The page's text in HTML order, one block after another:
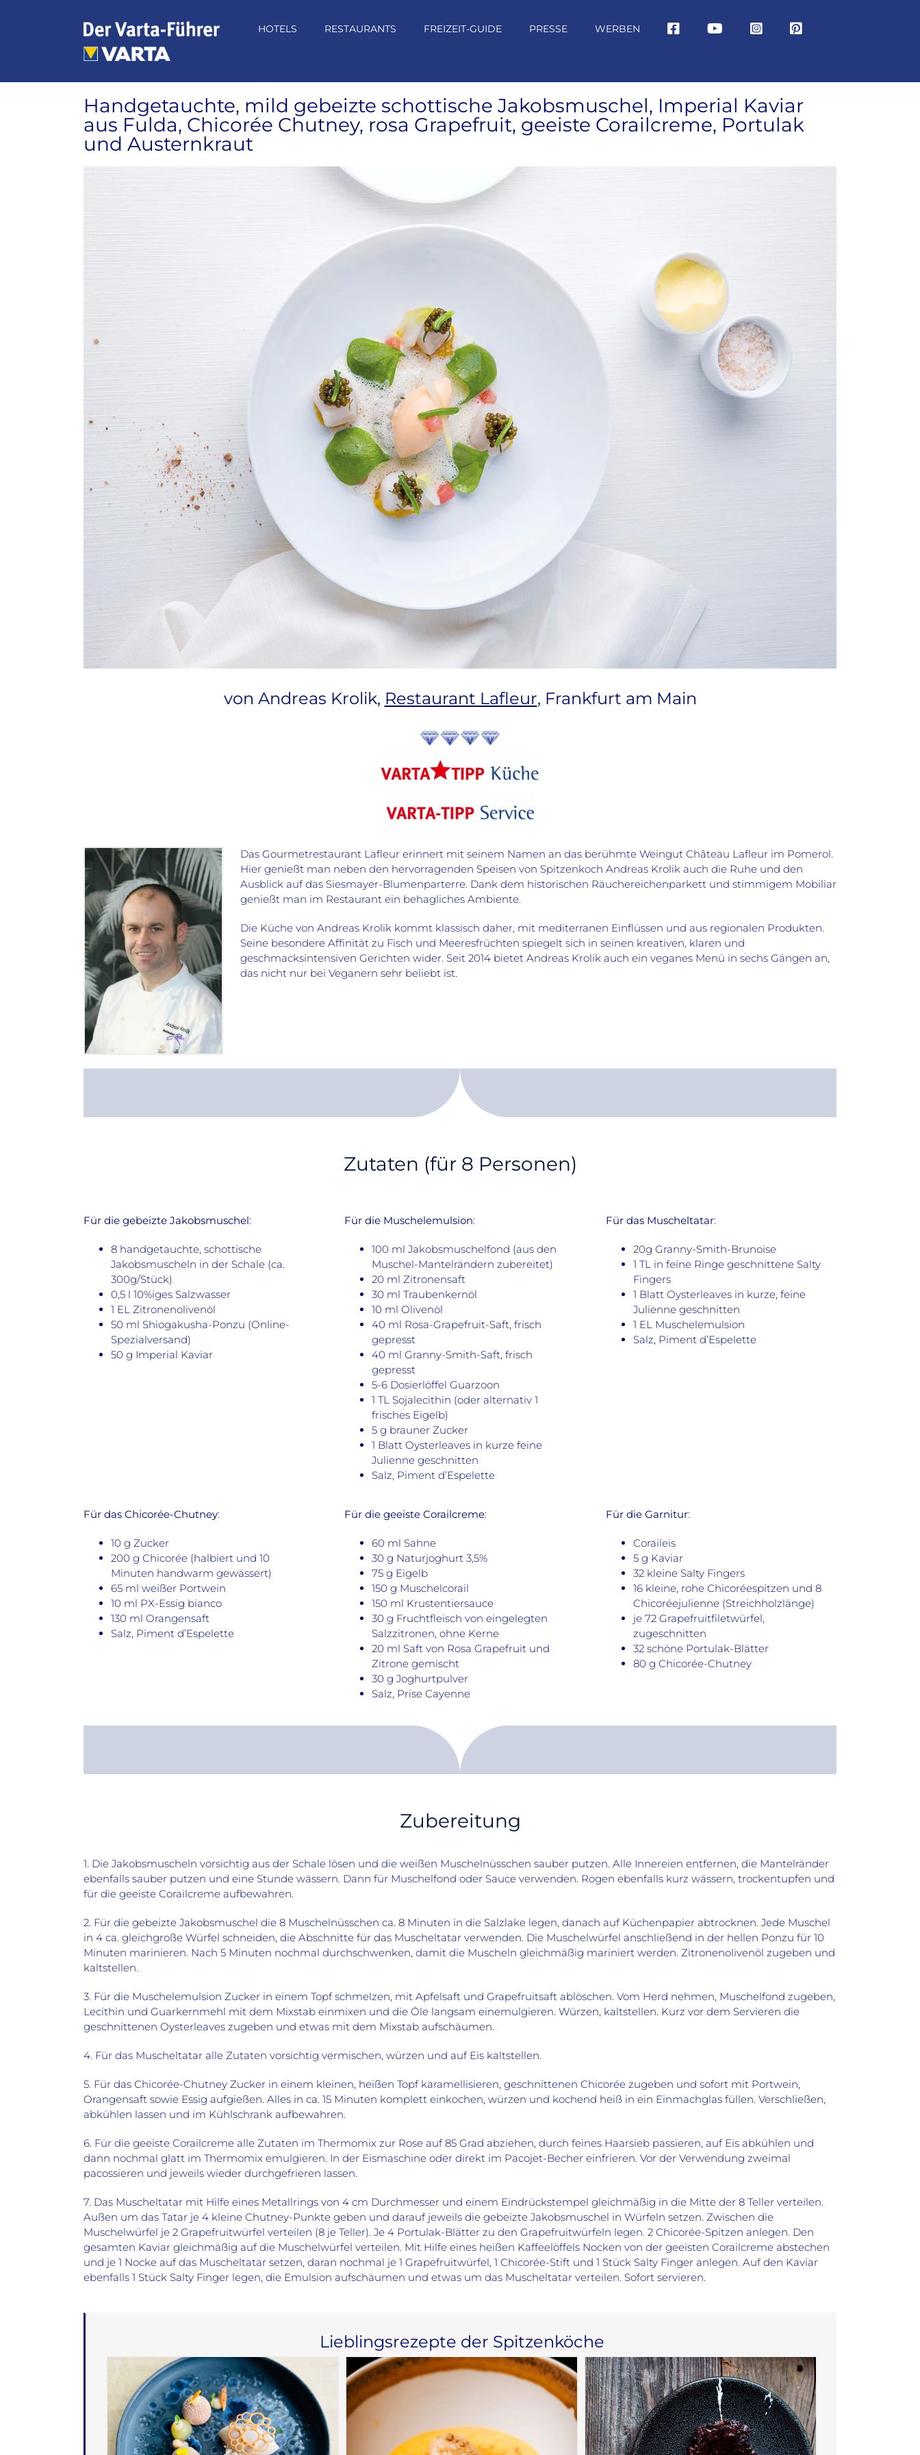
HOTELS RESTAURANTS FREIZEIT-GUIDE PRESSE WERBEN
Handgetauchte, mild gebeizte schottische Jakobsmuschel, Imperial Kaviar
aus Fulda, Chicorée Chutney, rosa Grapefruit, geeiste Corailcreme, Portulak
und Austernkraut
von Andreas Krolik, Restaurant Lafleur, Frankfurt am Main
Das Gourmetrestaurant Lafleur erinnert mit seinem Namen an das berühmte Weingut Château Lafleur im Pomerol.
Hier genießt man neben den hervorragenden Speisen von Spitzenkoch Andreas Krolik auch die Ruhe und den
Ausblick auf das Siesmayer-Blumenparterre. Dank dem historischen Räuchereichenparkett und stimmigem Mobiliar
genießt man im Restaurant ein behagliches Ambiente.
Die Küche von Andreas Krolik kommt klassisch daher, mit mediterranen Einflüssen und aus regionalen Produkten.
Seine besondere Affinität zu Fisch und Meeresfrüchten spiegelt sich in seinen kreativen, klaren und
geschmacksintensiven Gerichten wider. Seit 2014 bietet Andreas Krolik auch ein veganes Menü in sechs Gängen an,
das nicht nur bei Veganern sehr beliebt ist.
Zutaten (für 8 Personen)
Für die gebeizte Jakobsmuschel:
8 handgetauchte, schottische
Jakobsmuscheln in der Schale (ca.
300g/Stück)
0,5 l 10%iges Salzwasser
1 EL Zitronenolivenöl
50 ml Shiogakusha-Ponzu (Online-
Spezialversand)
50 g Imperial Kaviar
Für die Muschelemulsion:
100 ml Jakobsmuschelfond (aus den
Muschel-Mantelrändern zubereitet)
20 ml Zitronensaft
30 ml Traubenkernöl
10 ml Olivenöl
40 ml Rosa-Grapefruit-Saft, frisch
gepresst
40 ml Granny-Smith-Saft, frisch
gepresst
5-6 Dosierlöffel Guarzoon
1 TL Sojalecithin (oder alternativ 1
frisches Eigelb)
5 g brauner Zucker
1 Blatt Oysterleaves in kurze feine
Julienne geschnitten
Salz, Piment d’Espelette
Für das Muscheltatar:
20g Granny-Smith-Brunoise
1 TL in feine Ringe geschnittene Salty
Fingers
1 Blatt Oysterleaves in kurze, feine
Julienne geschnitten
1 EL Muschelemulsion
Salz, Piment d’Espelette
Für das Chicorée-Chutney:
10 g Zucker
200 g Chicorée (halbiert und 10
Minuten handwarm gewässert)
65 ml weißer Portwein
10 ml PX-Essig bianco
130 ml Orangensaft
Salz, Piment d’Espelette
Für die geeiste Corailcreme:
60 ml Sahne
30 g Naturjoghurt 3,5%
75 g Eigelb
150 g Muschelcorail
150 ml Krustentiersauce
30 g Fruchtfleisch von eingelegten
Salzzitronen, ohne Kerne
20 ml Saft von Rosa Grapefruit und
Zitrone gemischt
30 g Joghurtpulver
Salz, Prise Cayenne
Für die Garnitur:
Coraileis
5 g Kaviar
32 kleine Salty Fingers
16 kleine, rohe Chicoréespitzen und 8
Chicoréejulienne (Streichholzlänge)
je 72 Grapefruitfiletwürfel,
zugeschnitten
32 schöne Portulak-Blätter
80 g Chicorée-Chutney
Zubereitung
1. Die Jakobsmuscheln vorsichtig aus der Schale lösen und die weißen Muschelnüsschen sauber putzen. Alle Innereien entfernen, die Mantelränder
ebenfalls sauber putzen und eine Stunde wässern. Dann für Muschelfond oder Sauce verwenden. Rogen ebenfalls kurz wässern, trockentupfen und
für die geeiste Corailcreme aufbewahren.
2. Für die gebeizte Jakobsmuschel die 8 Muschelnüsschen ca. 8 Minuten in die Salzlake legen, danach auf Küchenpapier abtrocknen. Jede Muschel
in 4 ca. gleichgroße Würfel schneiden, die Abschnitte für das Muscheltatar verwenden. Die Muschelwürfel anschließend in der hellen Ponzu für 10
Minuten marinieren. Nach 5 Minuten nochmal durchschwenken, damit die Muscheln gleichmäßig mariniert werden. Zitronenolivenöl zugeben und
kaltstellen.
3. Für die Muschelemulsion Zucker in einem Topf schmelzen, mit Apfelsaft und Grapefruitsaft ablöschen. Vom Herd nehmen, Muschelfond zugeben,
Lecithin und Guarkernmehl mit dem Mixstab einmixen und die Öle langsam einemulgieren. Würzen, kaltstellen. Kurz vor dem Servieren die
geschnittenen Oysterleaves zugeben und etwas mit dem Mixstab aufschäumen.
4. Für das Muscheltatar alle Zutaten vorsichtig vermischen, würzen und auf Eis kaltstellen.
5. Für das Chicorée-Chutney Zucker in einem kleinen, heißen Topf karamellisieren, geschnittenen Chicorée zugeben und sofort mit Portwein,
Orangensaft sowie Essig aufgießen. Alles in ca. 15 Minuten komplett einkochen, würzen und kochend heiß in ein Einmachglas füllen. Verschließen,
abkühlen lassen und im Kühlschrank aufbewahren.
6. Für die geeiste Corailcreme alle Zutaten im Thermomix zur Rose auf 85 Grad abziehen, durch feines Haarsieb passieren, auf Eis abkühlen und
dann nochmal glatt im Thermomix emulgieren. In der Eismaschine oder direkt im Pacojet-Becher einfrieren. Vor der Verwendung zweimal
pacossieren und jeweils wieder durchgefrieren lassen.
7. Das Muscheltatar mit Hilfe eines Metallrings von 4 cm Durchmesser und einem Eindrückstempel gleichmäßig in die Mitte der 8 Teller verteilen.
Außen um das Tatar je 4 kleine Chutney-Punkte geben und darauf jeweils die gebeizte Jakobsmuschel in Würfeln setzen. Zwischen die
Muschelwürfel je 2 Grapefruitwürfel verteilen (8 je Teller). Je 4 Portulak-Blätter zu den Grapefruitwürfeln legen. 2 Chicorée-Spitzen anlegen. Den
gesamten Kaviar gleichmäßig auf die Muschelwürfel verteilen. Mit Hilfe eines heißen Kaffeelöffels Nocken von der geeisten Corailcreme abstechen
und je 1 Nocke auf das Muscheltatar setzen, daran nochmal je 1 Grapefruitwürfel, 1 Chicorée-Stift und 1 Stück Salty Finger anlegen. Auf den Kaviar
ebenfalls 1 Stück Salty Finger legen, die Emulsion aufschäumen und etwas um das Muscheltatar verteilen. Sofort servieren.
Lieblingsrezepte der Spitzenköche